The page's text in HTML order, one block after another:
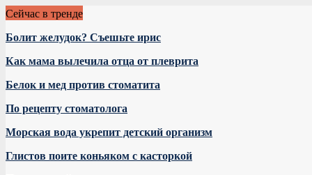
Сейчас в тренде
Болит желудок? Съешьте ирис
Как мама вылечила отца от плеврита
Белок и мед против стоматита
По рецепту стоматолога
Морская вода укрепит детский организм
Глистов поите коньяком с касторкой